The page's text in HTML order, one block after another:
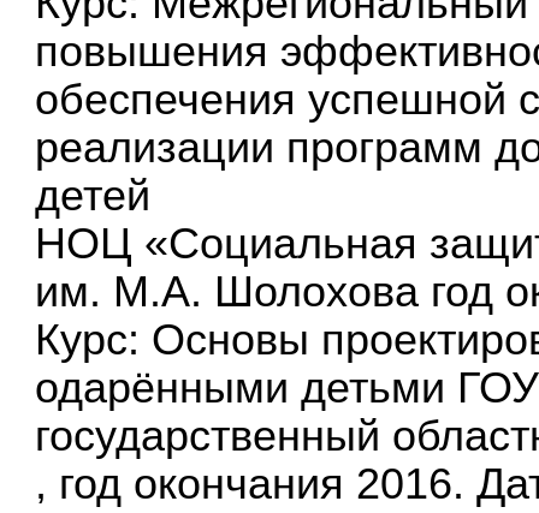
повышения
обеспечения успешной
реализации программ
детей
НОЦ «Социальная
им. М.А. Шолохова год
Курс: Основы
одарёнными детьми
государственный
, год окончания 2016.